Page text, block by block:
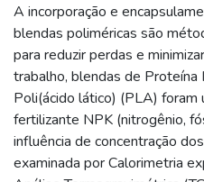
A incorporação e
blendas poliméricas são
para reduzir perdas e
trabalho, blendas de Proteína
Poli(ácido lático) (PLA) foram
fertilizante NPK (nitrogênio,
influência de concentração
examinada por Calorimetria